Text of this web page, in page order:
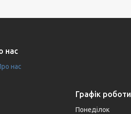
нас
нас
Графік роботи
Понеділок